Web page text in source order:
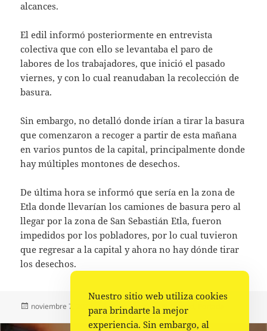
alcances.
El edil informó posteriormente en entrevista
colectiva que con ello se levantaba el paro de
labores de los trabajadores, que inició el pasado
viernes, y con lo cual reanudaban la recolección de
basura.
Sin embargo, no detalló donde irían a tirar la basura
que comenzaron a recoger a partir de esta mañana
en varios puntos de la capital, principalmente donde
hay múltiples montones de desechos.
De última hora se informó que sería en la zona de
Etla donde llevarían los camiones de basura pero al
llegar por la zona de San Sebastián Etla, fueron
impedidos por los pobladores, por lo cual tuvieron
que regresar a la capital y ahora no hay dónde tirar
los desechos.
Publicado
noviembre 7, 2022 Autor
La redacción Categorías
Ciudad
Nuestro sitio web utiliza cookies
para brindarte la mejor
experiencia. Sin embargo, al